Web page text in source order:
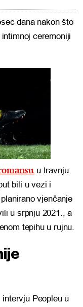
dana nakon što
ceremoniji
u travnju
bili u vezi i
vjenčanje
u srpnju 2021., a
tepihu u rujnu.
Peopleu u